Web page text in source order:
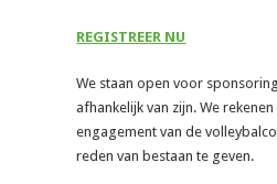
REGISTREER NU
We staan open voor
afhankelijk van zijn. We
engagement van de
reden van bestaan te geven.